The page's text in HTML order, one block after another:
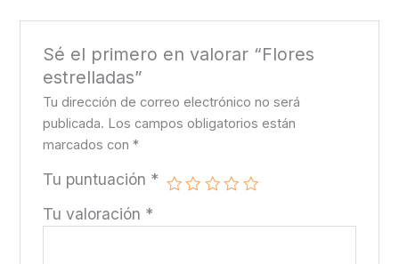
Sé el primero en valorar “Flores
estrelladas”
Tu dirección de correo electrónico no será
publicada. Los campos obligatorios están
marcados con *
Tu puntuación *
Tu valoración *